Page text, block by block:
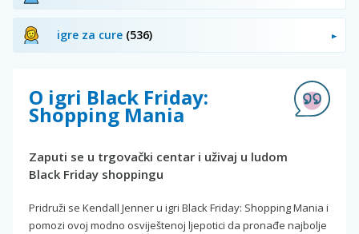
igre za cure (536)
O igri Black Friday:
Shopping Mania
Zaputi se u trgovački centar i uživaj u ludom
Black Friday shoppingu
Pridruži se Kendall Jenner u igri Black Friday: Shopping Mania i
pomozi ovoj modno osviještenoj ljepotici da pronađe najbolje